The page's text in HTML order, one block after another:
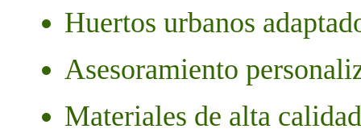
Huertos urbanos
Asesoramiento
Materiales de alta calidad